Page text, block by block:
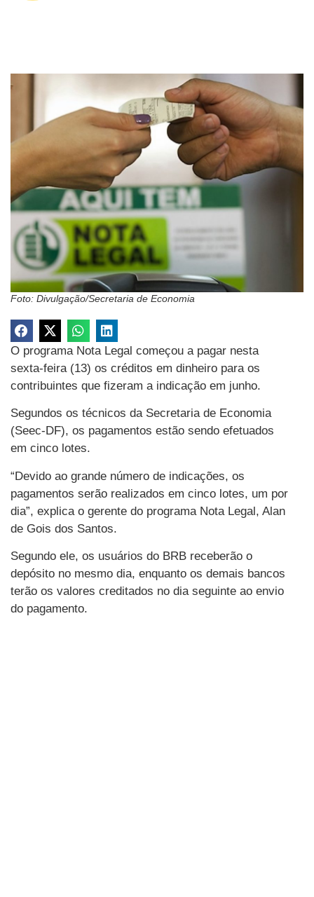
Foto: Divulgação/Secretaria de Economia
O programa Nota Legal começou a pagar nesta
sexta-feira (13) os créditos em dinheiro para os
contribuintes que fizeram a indicação em junho.
Segundos os técnicos da Secretaria de Economia
(Seec-DF), os pagamentos estão sendo efetuados
em cinco lotes.
“Devido ao grande número de indicações, os
pagamentos serão realizados em cinco lotes, um por
dia”, explica o gerente do programa Nota Legal, Alan
de Gois dos Santos.
Segundo ele, os usuários do BRB receberão o
depósito no mesmo dia, enquanto os demais bancos
terão os valores creditados no dia seguinte ao envio
do pagamento.